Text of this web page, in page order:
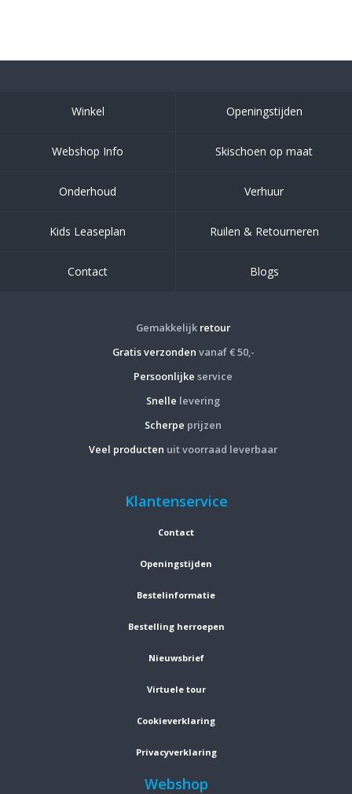
Winkel Openingstijden
Webshop Info Skischoen op maat
Onderhoud Verhuur
Kids Leaseplan Ruilen & Retourneren
Contact Blogs
Gemakkelijk retour
Gratis verzonden vanaf € 50,-
Persoonlijke service
Snelle levering
Scherpe prijzen
Veel producten uit voorraad leverbaar
Klantenservice
Contact
Openingstijden
Bestelinformatie
Bestelling herroepen
Nieuwsbrief
Virtuele tour
Cookieverklaring
Privacyverklaring
Webshop